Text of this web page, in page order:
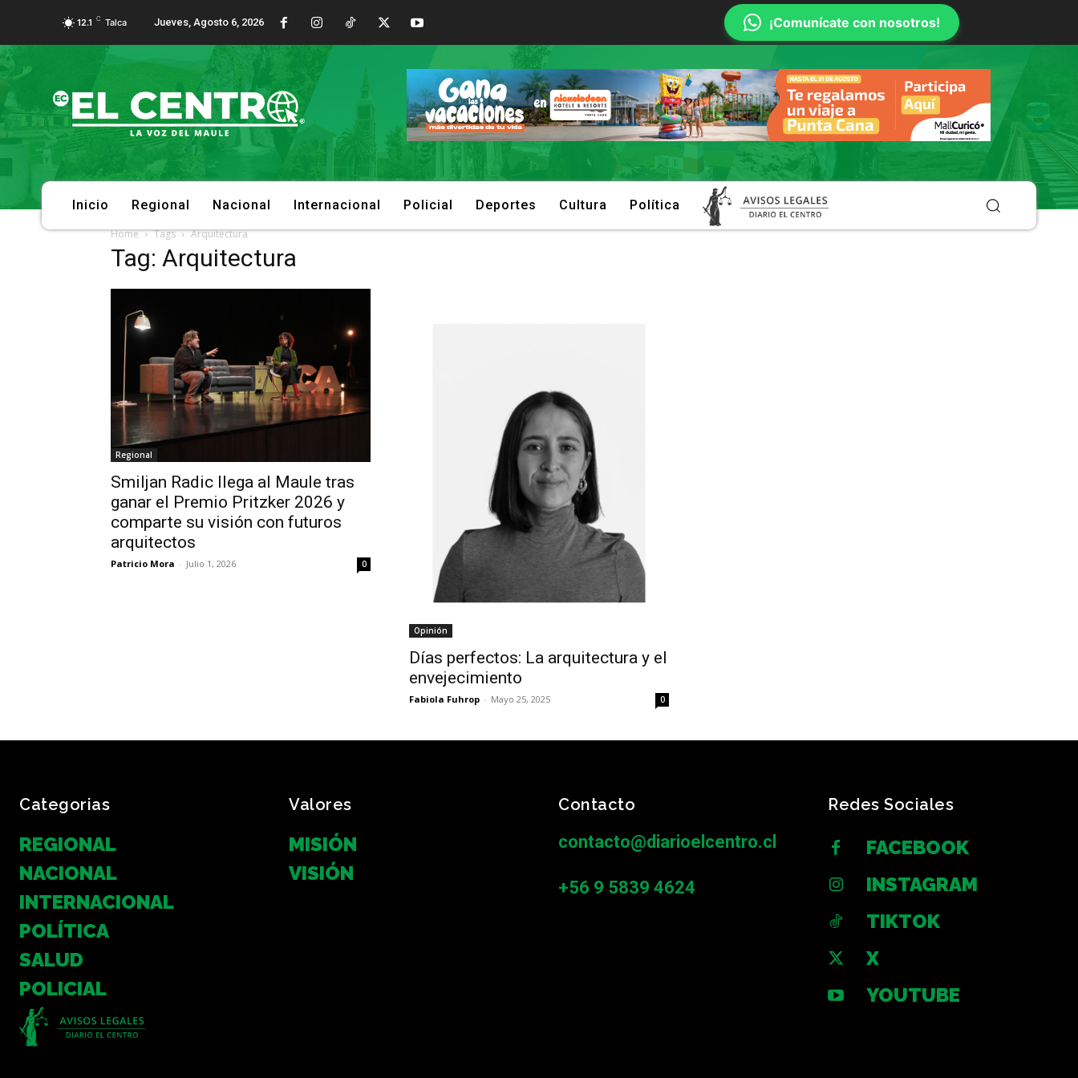
12.1 C Talca Jueves, Agosto 6, 2026 ¡Comunícate con nosotros!
Inicio Regional Nacional Internacional Policial Deportes Cultura Política
Home Tags Arquitectura
Tag: Arquitectura
Regional
Smiljan Radic llega al Maule tras
ganar el Premio Pritzker 2026 y
comparte su visión con futuros
arquitectos
Patricio Mora - Julio 1, 2026 0
Opinión
Días perfectos: La arquitectura y el
envejecimiento
Fabiola Fuhrop - Mayo 25, 2025 0
Categorias
REGIONAL
NACIONAL
INTERNACIONAL
POLÍTICA
SALUD
POLICIAL
Valores
MISIÓN
VISIÓN
Contacto
contacto@diarioelcentro.cl
+56 9 5839 4624
Redes Sociales
FACEBOOK
INSTAGRAM
TIKTOK
X
YOUTUBE